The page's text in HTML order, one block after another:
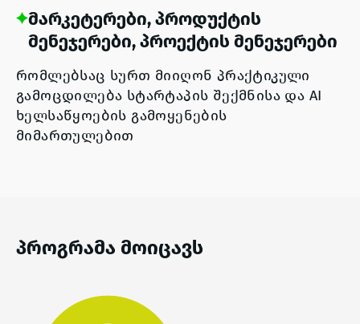
მარკეტერები, პროდუქტის
მენეჯერები, პროექტის მენეჯერები
რომლებსაც სურთ მიიღონ პრაქტიკული
გამოცდილება სტარტაპის შექმნისა და AI
ხელსაწყოების გამოყენების
მიმართულებით
პროგრამა მოიცავს